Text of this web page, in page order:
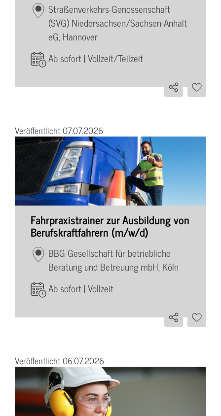
Straßenverkehrs-Genossenschaft
(SVG) Niedersachsen/Sachsen-Anhalt
eG, Hannover
Ab sofort | Vollzeit/Teilzeit
Veröffentlicht 07.07.2026
Fahrpraxistrainer zur Ausbildung von
Berufskraftfahrern (m/w/d)
BBG Gesellschaft für betriebliche
Beratung und Betreuung mbH, Köln
Ab sofort | Vollzeit
Veröffentlicht 06.07.2026